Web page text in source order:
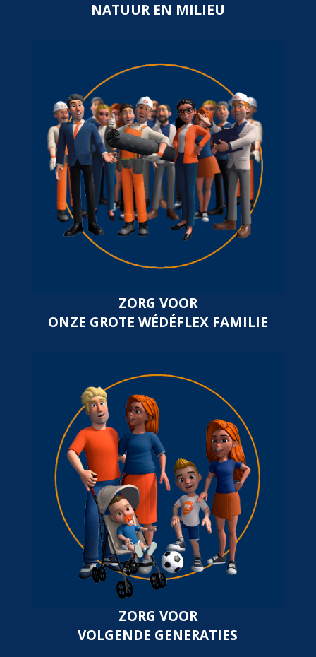
NATUUR EN MILIEU
ZORG VOOR
ONZE GROTE WÉDÉFLEX FAMILIE
ZORG VOOR
VOLGENDE GENERATIES